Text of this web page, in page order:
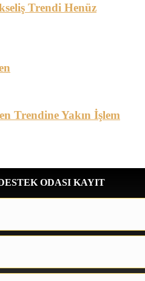
Trendi Henüz
Trendine Yakın İşlem
ODASI KAYIT